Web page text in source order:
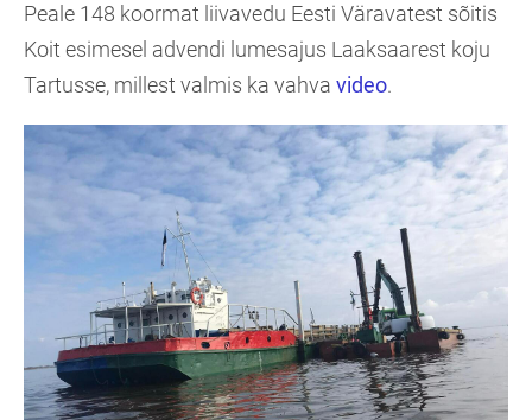
Peale 148 koormat liivavedu Eesti Väravatest sõitis
Koit esimesel advendi lumesajus Laaksaarest koju
Tartusse, millest valmis ka vahva video.